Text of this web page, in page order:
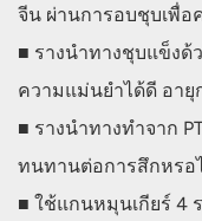
จีน ผ่านการอบชุบเพื่อ
■ รางนำทางชุบแข็ง
ความแม่นยำได้ดี อายุ
■ รางนำทางทำจาก
ทนทานต่อการสึกหรอ
■ ใช้แกนหมุนเกียร์ 4